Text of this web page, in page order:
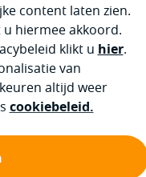
content laten zien.
u hiermee akkoord.
klikt u hier.
van
altijd weer
cookiebeleid.
Mio beker 250 ml
dutch forest friends
4,49
Op voorraad In